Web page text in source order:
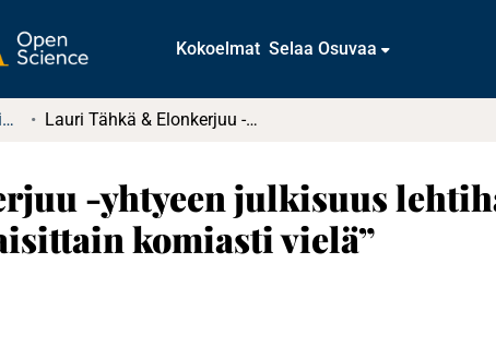
Kokoelmat Selaa Osuvaa
Pro gradu -tutkielmat ja diplomityöt (rajattu saatavuus) Lauri Tähkä & Elonkerjuu -yhtyeen julkisuus lehtihaastatteluissa. ”Tehrään eteläpohjalaisittain komiasti vielä”
-yhtyeen julkisuus
komiasti vielä”